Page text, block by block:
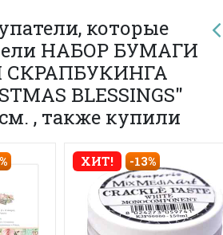
которые
НАБОР БУМАГИ
СКРАПБУКИНГА
BLESSINGS"
, также купили
ХИТ! -13%